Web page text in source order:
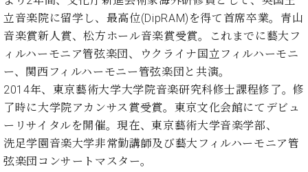
C.
ベ
ヒ
シ
タ
イ
ン
ア
カ
ル
ジ
ュ
ア
ク
セ
ス
セン
トラ
ム東
京の
立音楽院に留学し、最高位(DipRAM)を得て首席卒業。青山
音楽賞新人賞、松方ホール音楽賞受賞。これまでに藝大フ
ィルハーモニア管弦楽団、ウクライナ国立フィルハーモニ
ー、関西フィルハーモニー管弦楽団と共演。
2014年、東京藝術大学大学院音楽研究科修士課程修了。修
了時に大学院アカンサス賞受賞。東京文化会館にてデビュ
ーリサイタルを開催。現在、東京藝術大学音楽学部、
洗足学園音楽大学非常勤講師及び藝大フィルハーモニア管
弦楽団コンサートマスター。